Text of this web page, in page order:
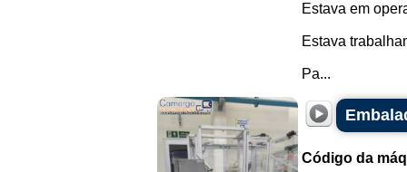
Estava em
Estava
Pa...
Código da